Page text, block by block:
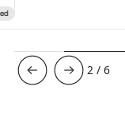
3 /6